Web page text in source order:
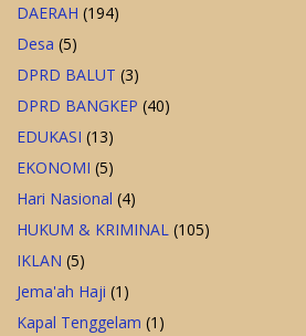
DAERAH (194)
Desa (5)
DPRD BALUT (3)
DPRD BANGKEP (40)
EDUKASI (13)
EKONOMI (5)
Hari Nasional (4)
HUKUM & KRIMINAL (105)
IKLAN (5)
Jema'ah Haji (1)
Kapal Tenggelam (1)